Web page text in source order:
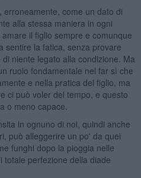
erroneamente, come un dato di
alla stessa maniera in ogni
il figlio sempre e comunque
sentire la fatica, senza provare
niente legato alla condizione. Ma
ruolo fondamentale nel far sì che
e nella pratica del figlio, ma
ci può voler del tempo, e questo
o meno capace.
in ognuno di noi, quindi anche
può alleggerire un po' da quei
funghi dopo la pioggia nelle
perfezione della diade